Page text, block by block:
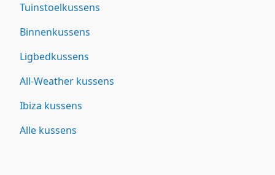
Tuinstoelkussens
Binnenkussens
Ligbedkussens
All-Weather kussens
Ibiza kussens
Alle kussens